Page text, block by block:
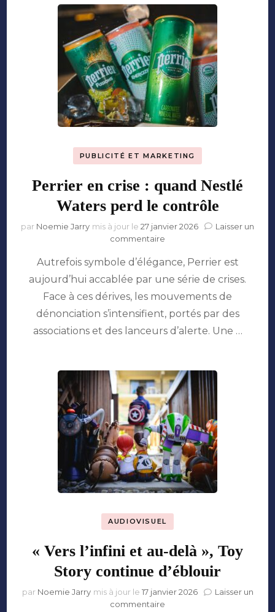
PUBLICITÉ ET MARKETING
Perrier en crise : quand Nestlé
Waters perd le contrôle
par Noemie Jarry mis à jour le 27 janvier 2026
Laisser un
commentaire
en
crise
quand
Nestlé
Waters
perd
Autrefois symbole d’élégance, Perrier est
aujourd’hui accablée par une série de crises.
Face à ces dérives, les mouvements de
dénonciation s’intensifient, portés par des
associations et des lanceurs d’alerte. Une …
AUDIOVISUEL
« Vers l’infini et au-delà », Toy
Story continue d’éblouir
par Noemie Jarry mis à jour le 17 janvier 2026
Laisser un
commentaire